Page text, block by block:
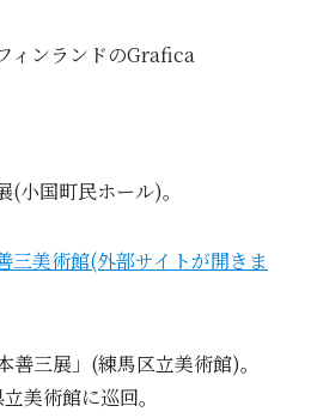
ィンランドのGrafica
小国町民ホール)。
三美術館(外部サイトが開きま
三展」(練馬区立美術館)。
館に巡回。